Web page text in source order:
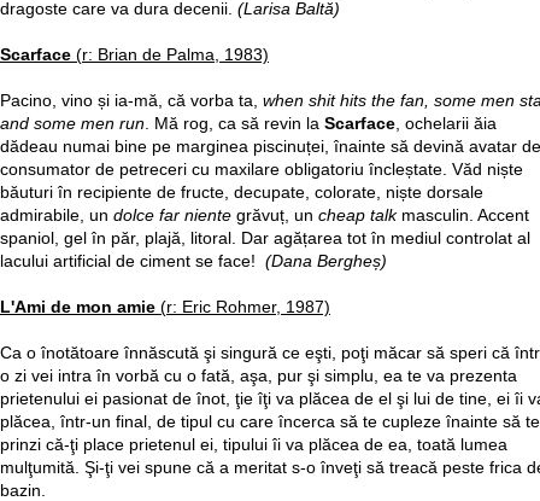
dragoste care va dura decenii. (Larisa Baltă)
Scarface (r: Brian de Palma, 1983)
Pacino, vino și ia-mă, că vorba ta, when shit hits the fan, some men
and some men run. Mă rog, ca să revin la Scarface, ochelarii ăia
dădeau numai bine pe marginea piscinuței, înainte să devină avatar de
consumator de petreceri cu maxilare obligatoriu încleștate. Văd niște
băuturi în recipiente de fructe, decupate, colorate, niște dorsale
admirabile, un dolce far niente grăvuț, un cheap talkmasculin. Accent
spaniol, gel în păr, plajă, litoral. Dar agățarea tot în mediul controlat al
lacului artificial de ciment se face! (Dana Bergheș)
L'Ami de mon amie (r: Eric Rohmer, 1987)
Ca o înotătoare înnăscută şi singură ce eşti, poţi măcar să speri că
o zi vei intra în vorbă cu o fată, aşa, pur şi simplu, ea te va prezenta
prietenului ei pasionat de înot, ţie îţi va plăcea de el şi lui de tine, ei îi
plăcea, într-un final, de tipul cu care încerca să te cupleze înainte să te
prinzi că-ţi place prietenul ei, tipului îi va plăcea de ea, toată lumea
mulţumită. Şi-ţi vei spune că a meritat s-o înveţi să treacă peste frica
bazin.